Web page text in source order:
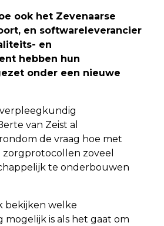
ook het Zevenaarse
en softwareleverancier
en
hebben hun
onder een nieuwe
van Zeist al
de vraag hoe met
zoveel
te onderbouwen
bekijken welke
is als het gaat om